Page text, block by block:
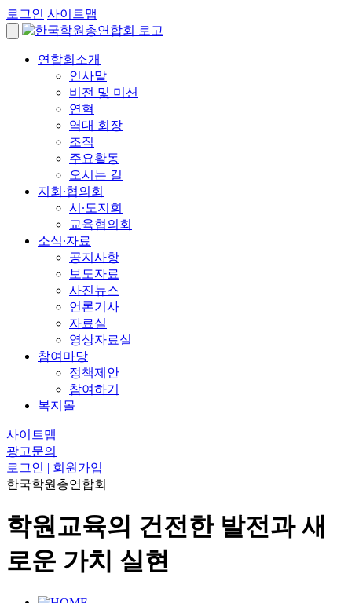
로그인 사이트맵
연합회소개
인사말
비전 및 미션
연혁
역대 회장
조직
주요활동
오시는 길
지회∙협의회
시∙도지회
교육협의회
소식∙자료
공지사항
보도자료
사진뉴스
언론기사
자료실
영상자료실
참여마당
정책제안
참여하기
복지몰
사이트맵
광고문의
로그인 | 회원가입
한국학원총연합회
학원교육의 건전한 발전과 새
로운 가치 실현